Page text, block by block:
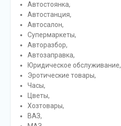
Автостоянка,
Автостанция,
Автосалон,
Супермаркеты,
Авторазбор,
Автозаправка,
Юридическое обслуживание,
Эротические товары,
Часы,
Цветы,
Хозтовары,
ВАЗ,